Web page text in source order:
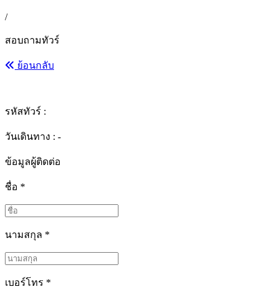
/
สอบถามทัวร์
ย้อนกลับ
รหัสทัวร์ :
วันเดินทาง : -
ข้อมูลผู้ติดต่อ
ชื่อ *
นามสกุล *
เบอร์โทร *